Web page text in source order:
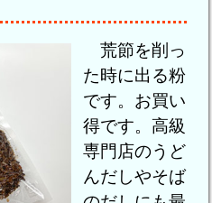
荒節を削っ
た時に出る粉
です。お買い
得です。高級
専門店のうど
んだしやそば